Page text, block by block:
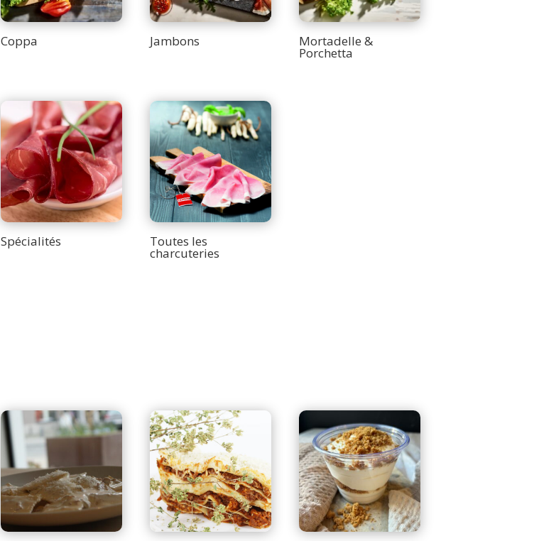
Coppa Jambons Mortadelle &
Porchetta
Spécialités Toutes les
charcuteries